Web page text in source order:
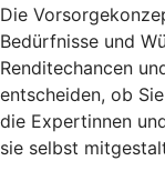
Die
Bedürfnisse und
Renditechancen
entscheiden, ob
die Expertinnen
sie selbst